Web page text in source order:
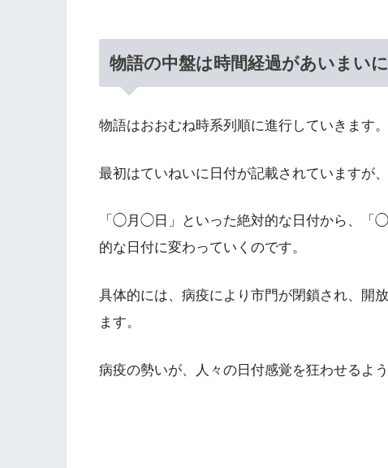
物語の中盤は時間経過があいまい
物語はおおむね時系列順に進行していきます。
最初はていねいに日付が記載されていますが
「◯月◯日」といった絶対的な日付から、「
的な日付に変わっていくのです。
具体的には、病疫により市門が閉鎖され、開
ます。
病疫の勢いが、人々の日付感覚を狂わせるよ